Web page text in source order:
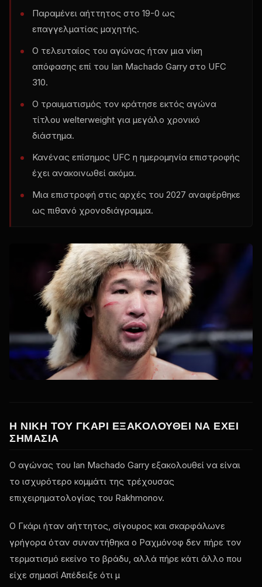
Παραμένει αήττητος στο 19-0 ως
επαγγελματίας μαχητής.
Ο τελευταίος του αγώνας ήταν μια νίκη
απόφασης επί του Ian Machado Garry στο UFC
310.
Ο τραυματισμός τον κράτησε εκτός αγώνα
τίτλου welterweight για μεγάλο χρονικό
διάστημα.
Κανένας επίσημος UFC η ημερομηνία επιστροφής
έχει ανακοινωθεί ακόμα.
Μια επιστροφή στις αρχές του 2027 αναφέρθηκε
ως πιθανό χρονοδιάγραμμα.
Η ΝΊΚΗ ΤΟΥ ΓΚΆΡΙ ΕΞΑΚΟΛΟΥΘΕΊ ΝΑ ΈΧΕΙ
ΣΗΜΑΣΊΑ
Ο αγώνας του Ian Machado Garry εξακολουθεί να είναι
το ισχυρότερο κομμάτι της τρέχουσας
επιχειρηματολογίας του Rakhmonov.
Ο Γκάρι ήταν αήττητος, σίγουρος και σκαρφάλωνε
γρήγορα όταν συναντήθηκα ο Ραχμόνοφ δεν πήρε τον
τερματισμό εκείνο το βράδυ, αλλά πήρε κάτι άλλο που
είχε σημασί Απέδειξε ότι μ